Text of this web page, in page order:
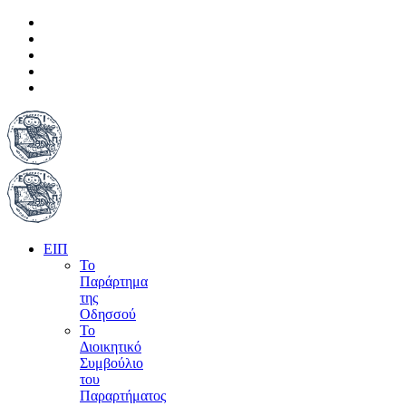
ΕΙΠ
Το
Παράρτημα
της
Οδησσού
Το
Διοικητικό
Συμβούλιο
του
Παραρτήματος